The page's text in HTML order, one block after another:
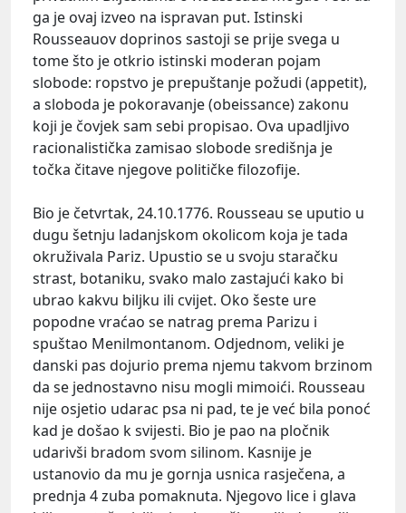
ga je ovaj izveo na ispravan put. Istinski
Rousseauov doprinos sastoji se prije svega u
tome što je otkrio istinski moderan pojam
slobode: ropstvo je prepuštanje požudi (appetit),
a sloboda je pokoravanje (obeissance) zakonu
koji je čovjek sam sebi propisao. Ova upadljivo
racionalistička zamisao slobode središnja je
točka čitave njegove političke filozofije.
Bio je četvrtak, 24.10.1776. Rousseau se uputio u
dugu šetnju ladanjskom okolicom koja je tada
okruživala Pariz. Upustio se u svoju staračku
strast, botaniku, svako malo zastajući kako bi
ubrao kakvu biljku ili cvijet. Oko šeste ure
popodne vraćao se natrag prema Parizu i
spuštao Menilmontanom. Odjednom, veliki je
danski pas dojurio prema njemu takvom brzinom
da se jednostavno nisu mogli mimoići. Rousseau
nije osjetio udarac psa ni pad, te je već bila ponoć
kad je došao k svijesti. Bio je pao na pločnik
udarivši bradom svom silinom. Kasnije je
ustanovio da mu je gornja usnica rasječena, a
prednja 4 zuba pomaknuta. Njegovo lice i glava